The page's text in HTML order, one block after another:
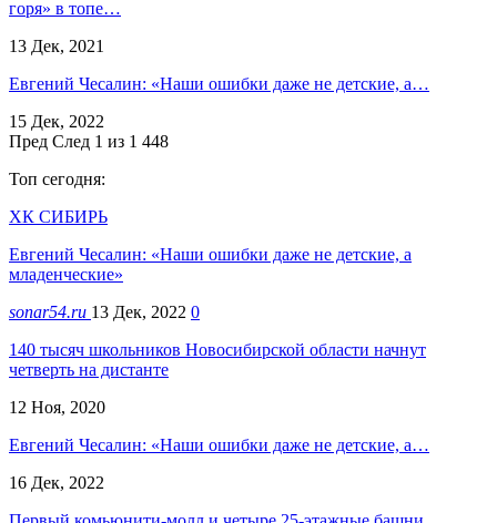
горя» в топе…
13 Дек, 2021
Евгений Чесалин: «Наши ошибки даже не детские, а…
15 Дек, 2022
Пред След 1 из 1 448
Топ сегодня:
ХК СИБИРЬ
Евгений Чесалин: «Наши ошибки даже не детские, а
младенческие»
sonar54.ru 13 Дек, 2022 0
140 тысяч школьников Новосибирской области начнут
четверть на дистанте
12 Ноя, 2020
Евгений Чесалин: «Наши ошибки даже не детские, а…
16 Дек, 2022